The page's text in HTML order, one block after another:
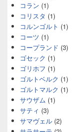
コラン (1)
コリスタ (1)
コルンゴルト (1)
コーツ (1)
コープランド (3)
ゴセック (1)
ゴリホフ (1)
ゴルトベルク (1)
ゴルトマルク (1)
サウザム (1)
サティ (3)
サマヴェル (2)